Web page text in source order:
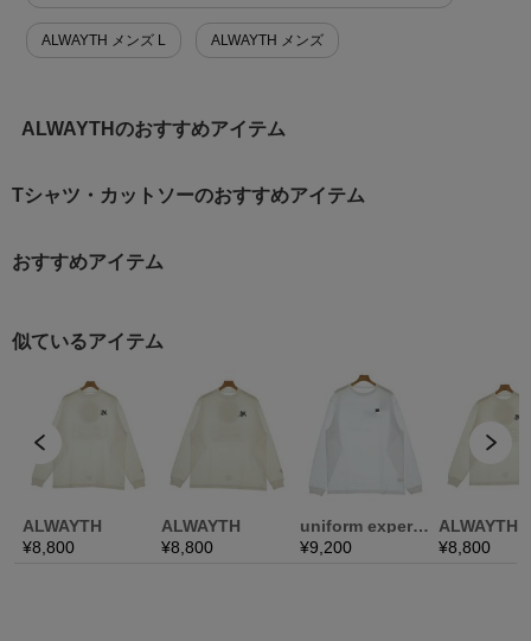
ALWAYTH メンズ L ALWAYTH メンズ
ALWAYTHのおすすめアイテム
Tシャツ・カットソーのおすすめアイテム
おすすめアイテム